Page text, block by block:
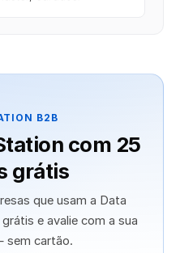
B2B
com 25
grátis
que usam a Data
e avalie com a sua
sem cartão.